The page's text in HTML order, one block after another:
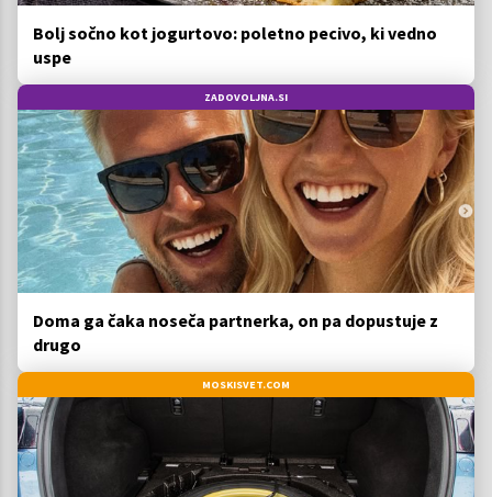
Bolj sočno kot jogurtovo: poletno pecivo, ki vedno
uspe
ZADOVOLJNA.SI
Doma ga čaka noseča partnerka, on pa dopustuje z
drugo
MOSKISVET.COM